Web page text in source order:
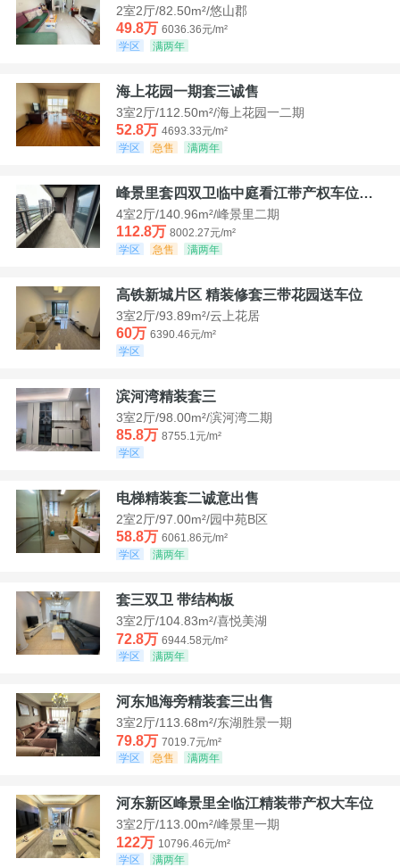
2室2厅/82.50m²/悠山郡
49.8万 6036.36元/m²
学区
满两年
海上花园一期套三诚售
3室2厅/112.50m²/海上花园一二期
52.8万 4693.33元/m²
学区
急售 满两年
峰景里套四双卫临中庭看江带产权车位诚售
4室2厅/140.96m²/峰景里二期
112.8万 8002.27元/m²
学区
急售 满两年
高铁新城片区 精装修套三带花园送车位
3室2厅/93.89m²/云上花居
60万 6390.46元/m²
学区
滨河湾精装套三
3室2厅/98.00m²/滨河湾二期
85.8万 8755.1元/m²
学区
电梯精装套二诚意出售
2室2厅/97.00m²/园中苑B区
58.8万 6061.86元/m²
学区
满两年
套三双卫 带结构板
3室2厅/104.83m²/喜悦美湖
72.8万 6944.58元/m²
学区
满两年
河东旭海旁精装套三出售
3室2厅/113.68m²/东湖胜景一期
79.8万 7019.7元/m²
学区
急售 满两年
河东新区峰景里全临江精装带产权大车位
3室2厅/113.00m²/峰景里一期
122万 10796.46元/m²
学区
满两年